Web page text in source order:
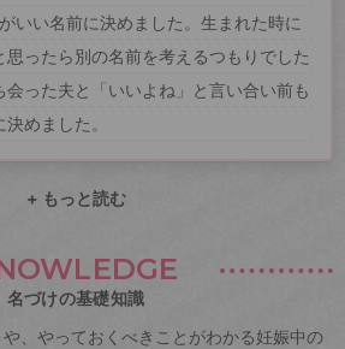
いい名前に決めました。生まれた時に
思ったら別の名前を考えるつもりでした
会った夫と「いいよね」と言い合い前も
めました。
+ もっと読む
名づけの基礎知識
、やっておくべきことがわかる妊娠中の